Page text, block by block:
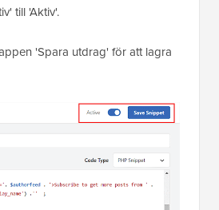
till 'Aktiv'.
'Spara utdrag' för att lagra